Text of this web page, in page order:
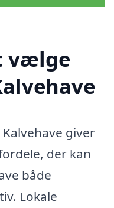
vælge
giver
der kan
både
Lokale